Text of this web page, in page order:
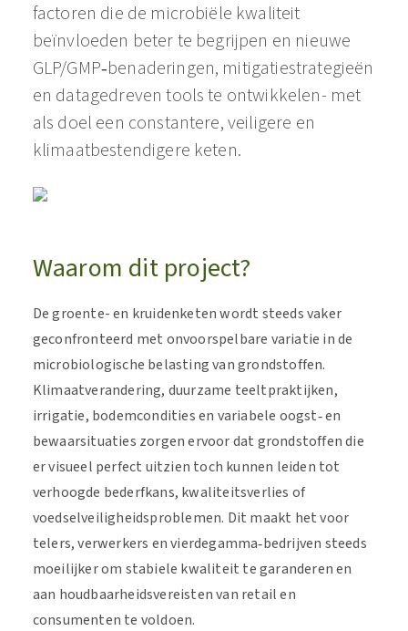
factoren die de microbiële kwaliteit
beïnvloeden beter te begrijpen en nieuwe
GLP/GMP‑benaderingen, mitigatiestrategieën
en datagedreven tools te ontwikkelen- met
als doel een constantere, veiligere en
klimaatbestendigere keten.
Waarom dit project?
De groente- en kruidenketen wordt steeds vaker
geconfronteerd met onvoorspelbare variatie in de
microbiologische belasting van grondstoffen.
Klimaatverandering, duurzame teeltpraktijken,
irrigatie, bodemcondities en variabele oogst‑ en
bewaarsituaties zorgen ervoor dat grondstoffen die
er visueel perfect uitzien toch kunnen leiden tot
verhoogde bederfkans, kwaliteitsverlies of
voedselveiligheidsproblemen. Dit maakt het voor
telers, verwerkers en vierdegamma‑bedrijven steeds
moeilijker om stabiele kwaliteit te garanderen en
aan houdbaarheidsvereisten van retail en
consumenten te voldoen.